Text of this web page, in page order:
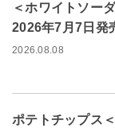
＜ホワイトソー
2026年7月7日発
2026.08.08
ポテトチップス